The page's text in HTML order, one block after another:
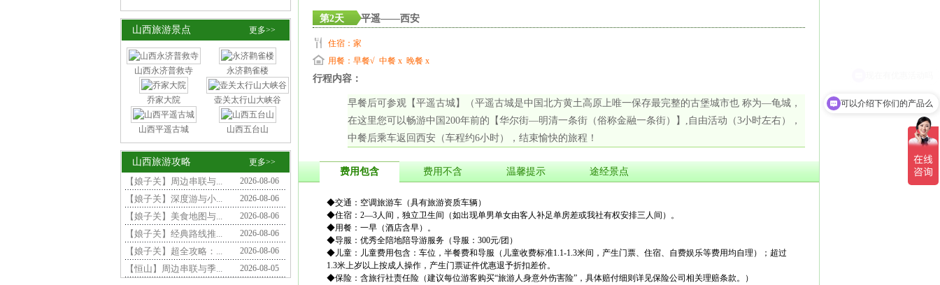
更多>>
山西旅游景点
山西永济普救寺 永济鹳雀楼
乔家大院 壶关太行山大峡谷
山西平遥古城 山西五台山
更多>>
山西旅游攻略
2026-08-06
【娘子关】周边串联与...
2026-08-06
【娘子关】深度游与小...
2026-08-06
【娘子关】美食地图与...
2026-08-06
【娘子关】经典路线推...
2026-08-06
【娘子关】超全攻略：...
2026-08-05
【恒山】周边串联与季...
第2天 平遥——西安
住宿：家
用餐：早餐√ 中餐 x 晚餐 x
行程内容：
早餐后可参观【平遥古城】（平遥古城是中国北方黄土高原上唯一保存最完整的古堡城市也 称为—龟城，
在这里您可以畅游中国200年前的【华尔街—明清一条街（俗称金融一条街）】,自由活动（3小时左右），
中餐后乘车返回西安（车程约6小时），结束愉快的旅程！
费用包含 费用不含 温馨提示 途经景点
◆交通：空调旅游车 （具有旅游资质车辆）
◆住宿：2—3人间，独立卫生间（如出现单男单女由客人补足单房差或我社有权安排三人间）。
◆用餐：一早（酒店含早）。
◆导服： 优秀全陪地陪导游服务（导服： 300元/团）
◆儿童： 儿童费用包含：车位，半餐费和导服（儿童收费标准1.1-1.3米间，产生门票、住宿、自费娱乐等费用均自理） ； 超过
1.3米上岁以上按成人操作，产生门票证件优惠退予折扣差价。
◆保险： 含旅行社责任险（建议每位游客购买“旅游人身意外伤害险”，具体赔付细则详见保险公司相关理赔条款。）
可以介绍下你们的产品么